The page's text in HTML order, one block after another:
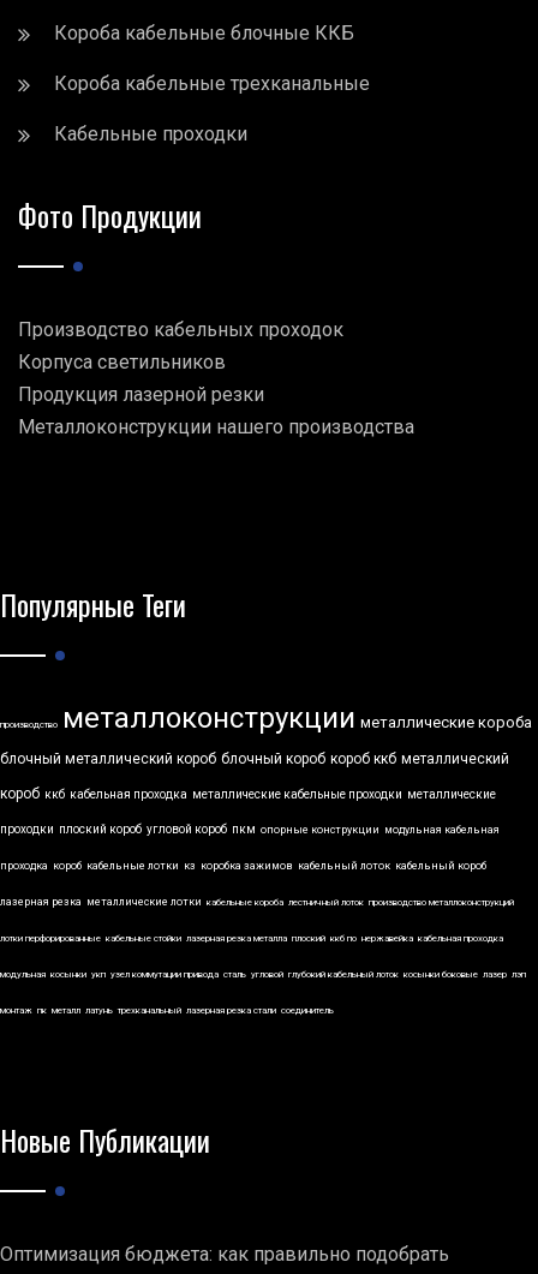
Короба кабельные блочные ККБ
Короба кабельные трехканальные
Кабельные проходки
Фото Продукции
Производство кабельных проходок
Корпуса светильников
Продукция лазерной резки
Металлоконструкции нашего производства
Популярные Теги
производство металлоконструкции металлические короба
блочный металлический короб блочный короб короб ккб металлический
короб ккб кабельная проходка металлические кабельные проходки металлические
проходки плоский короб угловой короб пкм опорные конструкции модульная кабельная
проходка короб кабельные лотки кз коробка зажимов кабельный лоток кабельный короб
лазерная резка металлические лотки кабельные короба лестничный лоток производство металлоконструкций
лотки перфорированные кабельные стойки лазерная резка металла плоский ккб по нержавейка кабельная проходка
модульная косынки укп узел коммутации привода сталь угловой глубокий кабельный лоток косынки боковые лазер лэп
монтаж пк металл латунь трехканальный лазерная резка стали соединитель
Новые Публикации
Оптимизация бюджета: как правильно подобрать